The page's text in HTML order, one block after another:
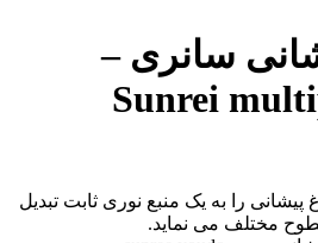
سانری –
Sunrei
را به یک منبع نوری ثابت تبدیل
مختلف می نماید.